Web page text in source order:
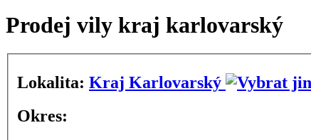
Prodej vily kraj karlovarský
Lokalita:
Kraj Karlovarský
Okres: